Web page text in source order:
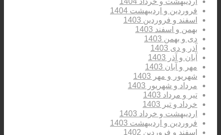
فروردین و اردیبهشت 1404
اسفند و فروردین 1403
بهمن و اسفند 1403
دی و بهمن 1403
آذر و دی 1403
آبان و آذر 1403
مهر و آبان 1403
شهریور و مهر 1403
مرداد و شهریور 1403
تیر و مرداد 1403
خرداد و تیر 1403
اردیبهشت و خرداد 1403
فروردین و اردیبهشت 1403
اسفند و فروردین 1402